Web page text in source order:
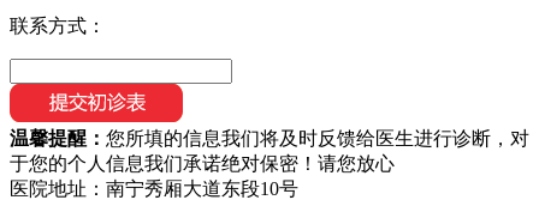
联系方式：
温馨提醒： 您所填的信息我们将及时反馈给医生进行诊断，对
于您的个人信息我们承诺绝对保密！请您放心
医院地址：南宁秀厢大道东段10号